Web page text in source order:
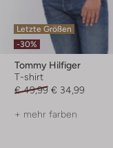
Letzte Größen
-30%
Tommy Hilfiger
T-shirt
€ 49,99 € 34,99
+ mehr farben